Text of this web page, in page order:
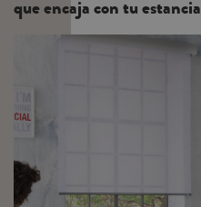
que encaja con tu estancia